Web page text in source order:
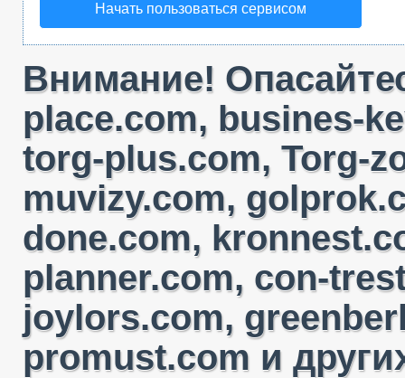
Начать пользоваться сервисом
Внимание!
place.com, busines-
torg-plus.com, Torg-
muvizy.com,
done.com,
planner.com, con-
joylors.com,
promust.com и